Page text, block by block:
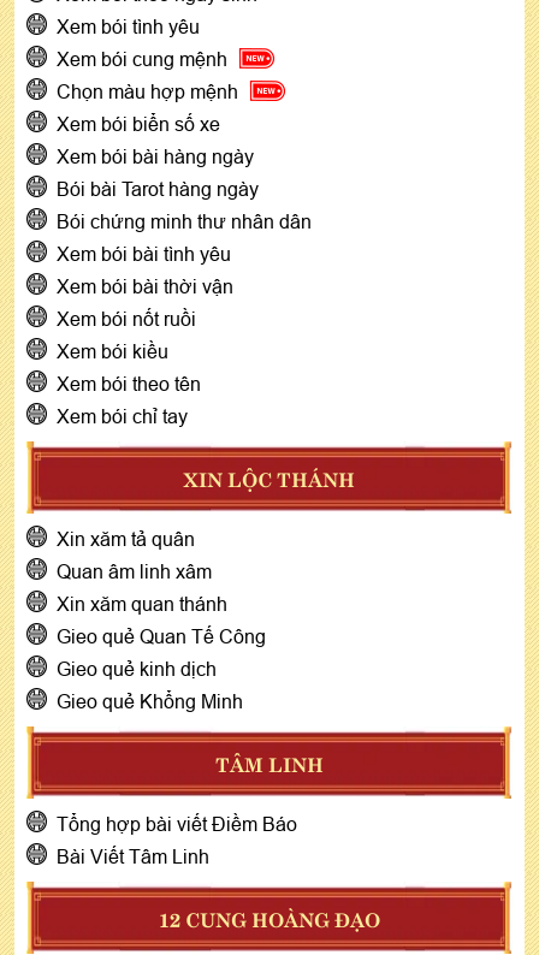
Xem bói tình yêu
Xem bói cung mệnh
Chọn màu hợp mệnh
Xem bói biển số xe
Xem bói bài hàng ngày
Bói bài Tarot hàng ngày
Bói chứng minh thư nhân dân
Xem bói bài tình yêu
Xem bói bài thời vận
Xem bói nốt ruồi
Xem bói kiều
Xem bói theo tên
Xem bói chỉ tay
XIN LỘC THÁNH
Xin xăm tả quân
Quan âm linh xâm
Xin xăm quan thánh
Gieo quẻ Quan Tế Công
Gieo quẻ kinh dịch
Gieo quẻ Khổng Minh
TÂM LINH
Tổng hợp bài viết Điềm Báo
Bài Viết Tâm Linh
12 CUNG HOÀNG ĐẠO